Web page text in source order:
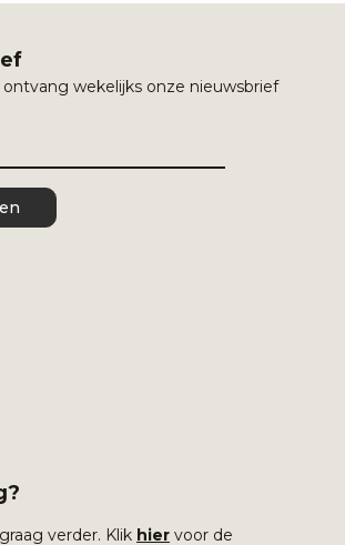
ontvang wekelijks onze nieuwsbrief
verder. Klik hier voor de